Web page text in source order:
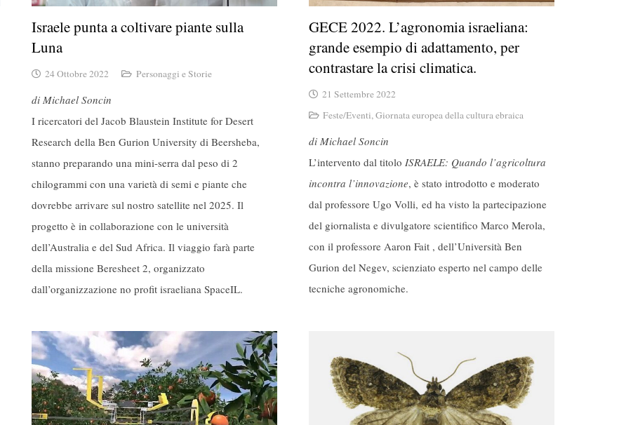
Israele punta a coltivare piante sulla
Luna
24 Ottobre 2022 Personaggi e Storie
di Michael Soncin
I ricercatori del Jacob Blaustein Institute for Desert
Research della Ben Gurion University di Beersheba,
stanno preparando una mini-serra dal peso di 2
chilogrammi con una varietà di semi e piante che
dovrebbe arrivare sul nostro satellite nel 2025. Il
progetto è in collaborazione con le università
dell’Australia e del Sud Africa. Il viaggio farà parte
della missione Beresheet 2, organizzato
dall’organizzazione no profit israeliana SpaceIL.
GECE 2022. L’agronomia israeliana:
grande esempio di adattamento, per
contrastare la crisi climatica.
21 Settembre 2022
Feste/Eventi,Giornata europea della cultura ebraica
di Michael Soncin
L’intervento dal titolo ISRAELE: Quando l’agricoltura
incontra l’innovazione, è stato introdotto e moderato
dal professore Ugo Volli, ed ha visto la partecipazione
del giornalista e divulgatore scientifico Marco Merola,
con il professore Aaron Fait , dell’Università Ben
Gurion del Negev, scienziato esperto nel campo delle
tecniche agronomiche.